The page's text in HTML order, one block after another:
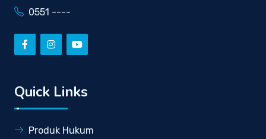
0551 ----
Quick Links
Produk Hukum